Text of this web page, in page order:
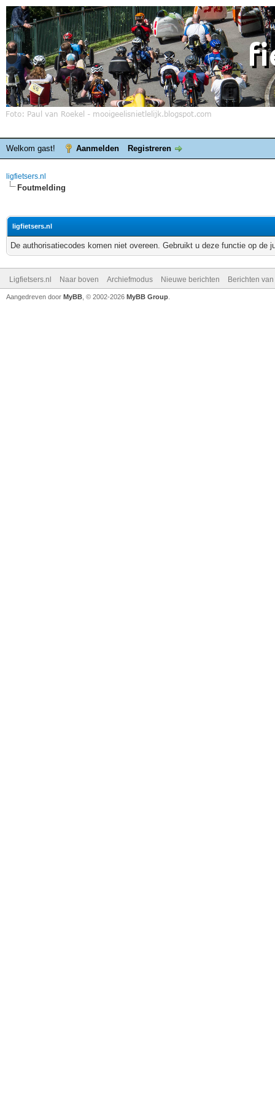
Welkom gast! Aanmelden Registreren
ligfietsers.nl
Foutmelding
ligfietsers.nl
De authorisatiecodes komen niet overeen. Gebruikt u deze functie op de
Ligfietsers.nl Naar boven Archiefmodus Nieuwe berichten Berichten
Aangedreven door MyBB , © 2002-2026 MyBB Group